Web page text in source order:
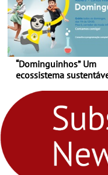
“Dominguinhos” Um
ecossistema
fores - Atelier de
Ambiental nos
“Dominguinhos” de 23